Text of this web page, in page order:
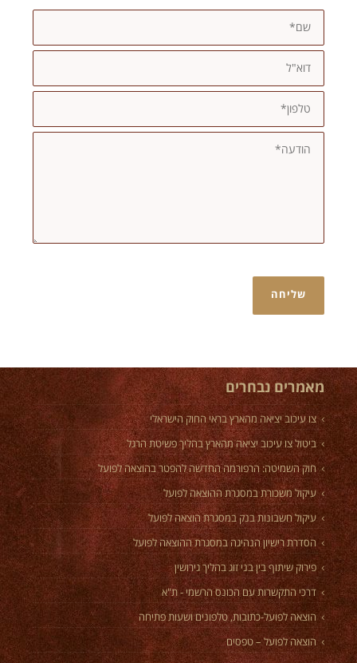
מאמרים נבחרים
צו עיכוב יציאה מהארץ בראי החוק הישראלי
ביטול צו עיכוב יציאה מהארץ בהליך פשיטת הרגל
חוק השמיטה: הרפורמה החדשה להפטר בהוצאה לפועל
עיקול משכורת במסגרת ההוצאה לפועל
עיקול חשבונות בנק במסגרת הוצאה לפועל
הסדרת רישיון הנהיגה במסגרת ההוצאה לפועל
פירוק שיתוף בין בני זוג בהליך גירושין
דרכי התקשרות עם הכונס הרשמי - ת"א
הוצאה לפועל-כתובות, טלפונים ושעות פתיחה
הוצאה לפועל – טפסים